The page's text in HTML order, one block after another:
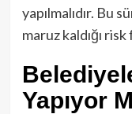
yapılmalıdır. Bu
maruz kaldığı
Yapıyor